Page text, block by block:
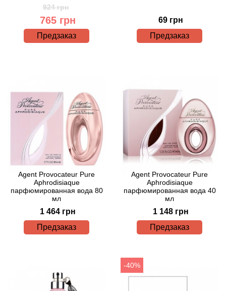
924 грн
765 грн
Предзаказ
69 грн
Предзаказ
Agent Provocateur Pure
Aphrodisiaque
парфюмированная вода 80
мл
1 464 грн
Предзаказ
Agent Provocateur Pure
Aphrodisiaque
парфюмированная вода 40
мл
1 148 грн
Предзаказ
-40%
Alexandre Barthet
Alexandre J
Alyssa Ashley
American Crew
Amouage
Amouroud
Andre L'Arom
Angel Schlesser